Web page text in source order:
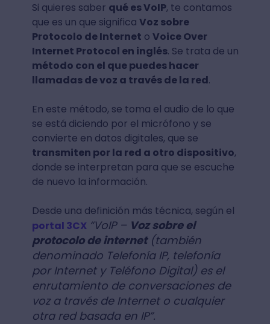
Si quieres saber qué es VoIP, te contamos
que es un que significa Voz sobre
Protocolo de Internet o Voice Over
Internet Protocol en inglés. Se trata de un
método con el que puedes hacer
llamadas de voz a través de la red.
En este método, se toma el audio de lo que
se está diciendo por el micrófono y se
convierte en datos digitales, que se
transmiten por la red a otro dispositivo,
donde se interpretan para que se escuche
de nuevo la información.
Desde una definición más técnica, según el
portal 3CX “VoIP – Voz sobre el
protocolo de internet(también
denominado Telefonía IP, telefonía
por Internet y Teléfono Digital) es el
enrutamiento de conversaciones de
voz a través de Internet o cualquier
otra red basada en IP”.